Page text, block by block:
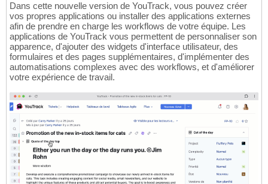
Dans cette nouvelle version de YouTrack, vous pouvez créer
vos propres applications ou installer des applications externes
afin de prendre en charge les workflows de votre équipe. Les
applications de YouTrack vous permettent de personnaliser son
apparence, d'ajouter des widgets d'interface utilisateur, des
formulaires et des pages supplémentaires, d'implémenter des
automatisations complexes avec des workflows, et d'améliorer
votre expérience de travail.